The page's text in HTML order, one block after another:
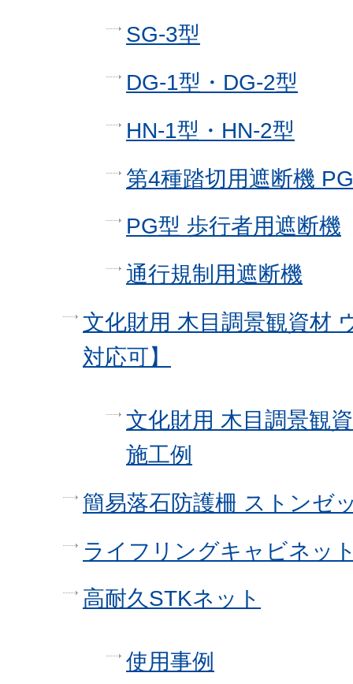
SG-3型
DG-1型・DG-2型
HN-1型・HN-2型
第4種踏切用遮断機
PG型 歩行者用遮断機
通行規制用遮断機
文化財用 木目調景観資材
対応可】
文化財用 木目調景観
施工例
簡易落石防護柵 ストンゼ
ライフリングキャビネッ
高耐久STKネット
使用事例